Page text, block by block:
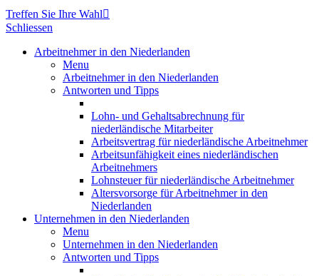
Treffen Sie Ihre Wahl
Schliessen
Arbeitnehmer in den Niederlanden
Menu
Arbeitnehmer in den Niederlanden
Antworten und Tipps
Lohn- und Gehaltsabrechnung für
niederländische Mitarbeiter
Arbeitsvertrag für niederländische Arbeitnehmer
Arbeitsunfähigkeit eines niederländischen
Arbeitnehmers
Lohnsteuer für niederländische Arbeitnehmer
Altersvorsorge für Arbeitnehmer in den
Niederlanden
Unternehmen in den Niederlanden
Menu
Unternehmen in den Niederlanden
Antworten und Tipps